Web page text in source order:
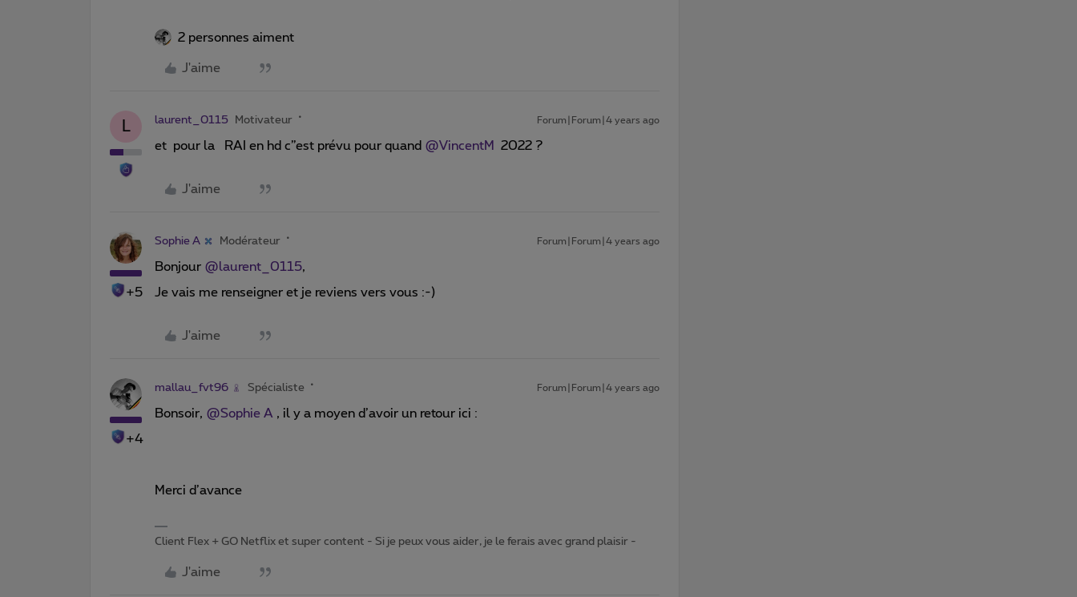
2 personnes aiment
J'aime
L laurent_0115 Motivateur Forum|Forum|4 years ago
et pour la RAI en hd c”est prévu pour quand @VincentM 2022 ?
J'aime
+5
Sophie A Modérateur Forum|Forum|4 years ago
Bonjour @laurent_0115,
Je vais me renseigner et je reviens vers vous :-)
J'aime
+4
mallau_fvt96 Spécialiste Forum|Forum|4 years ago
Bonsoir, @Sophie A , il y a moyen d’avoir un retour ici :
Merci d’avance
Client Flex + GO Netflix et super content - Si je peux vous aider, je le ferais avec grand plaisir -
J'aime